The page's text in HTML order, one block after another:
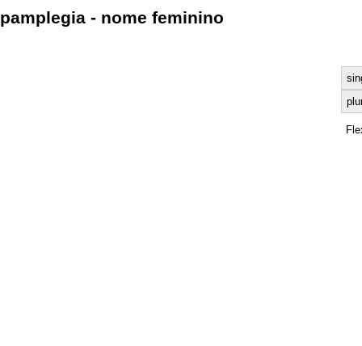
pamplegia - nome feminino